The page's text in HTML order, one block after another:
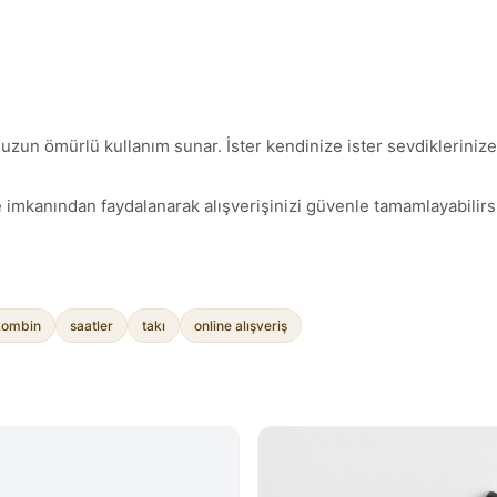
ömürlü kullanım sunar. İster kendinize ister
faydalanarak alışverişinizi güvenle
saatler takı online alışveriş